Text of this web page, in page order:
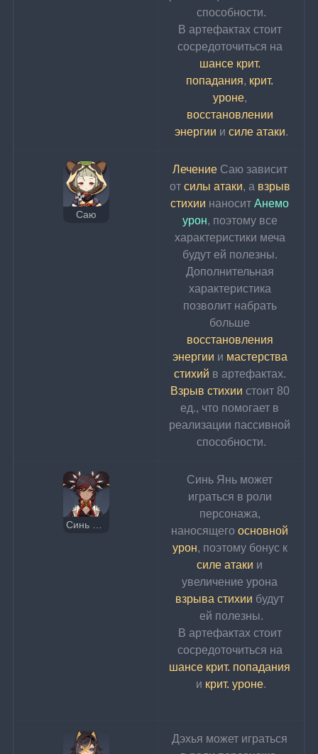
способности.
В артефактах стоит
сосредоточиться на
шансе крит.
попадания, крит.
уроне,
восстановлении
энергии и силе атаки.
Саю
Лечение Саю зависит
от силы атаки, а взрыв
стихии наносит Анемо
урон, поэтому все
характеристики меча
будут ей полезны.
Дополнительная
характеристика
позволит набрать
больше
восстановления
энергии и мастерства
стихий в артефактах.
Взрыв стихии стоит 80
ед., что помогает в
реализации пассивной
способности.
Синь Янь может
играться в роли
персонажа,
наносящего основной
урон, поэтому бонус к
силе атаки и
увеличение урона
взрыва стихии будут
ей полезны.
В артефактах стоит
сосредоточиться на
шансе крит. попадания
и крит. уроне.
Дэхья может играться